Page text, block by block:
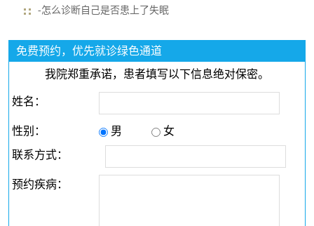
-怎么诊断自己是否患上了失眠
免费预约，优先就诊绿色通道
我院郑重承诺，患者填写以下信息绝对保密。
姓名：
性别： 男
女
联系方式：
预约疾病：